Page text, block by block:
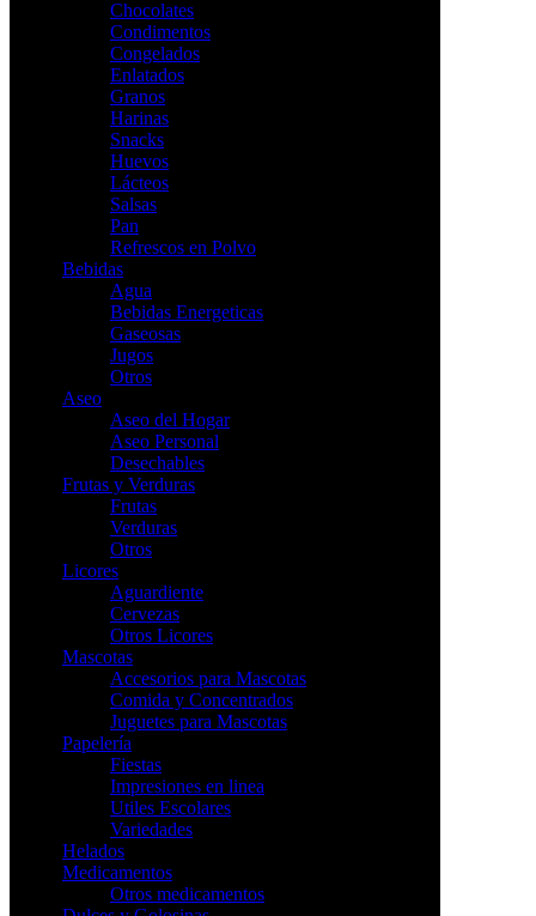
Chocolates
Condimentos
Congelados
Enlatados
Granos
Harinas
Snacks
Huevos
Lácteos
Salsas
Pan
Refrescos en Polvo
Bebidas
Agua
Bebidas Energeticas
Gaseosas
Jugos
Otros
Aseo
Aseo del Hogar
Aseo Personal
Desechables
Frutas y Verduras
Frutas
Verduras
Otros
Licores
Aguardiente
Cervezas
Otros Licores
Mascotas
Accesorios para Mascotas
Comida y Concentrados
Juguetes para Mascotas
Papelería
Fiestas
Impresiones en linea
Utiles Escolares
Variedades
Helados
Medicamentos
Otros medicamentos